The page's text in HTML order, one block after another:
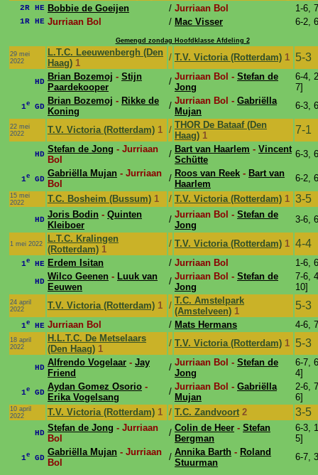
2R HE Bobbie de Goeijen / Jurriaan Bol 1-6,
1R HE Jurriaan Bol / Mac Visser 6-2,
Gemengd zondag Hoofdklasse Afdeling 2
29 mei
2022
L.T.C. Leeuwenbergh (Den
Haag) 1
/ T.V. Victoria (Rotterdam) 1 5-3
HD Brian Bozemoj - Stijn
Paardekooper
/ Jurriaan Bol - Stefan de
Jong
6-4,
7]
1e GD
Brian Bozemoj - Rikke de
Koning
/ Jurriaan Bol - Gabriëlla
Mujan
6-3,
22 mei
2022
T.V. Victoria (Rotterdam) 1 / THOR De Bataaf (Den
Haag) 1 7-1
HD Stefan de Jong - Jurriaan
Bol
/ Bart van Haarlem - Vincent
Schütte
6-3,
1e GD
Gabriëlla Mujan - Jurriaan
Bol
/ Roos van Reek - Bart van
Haarlem
6-2,
15 mei
2022
T.C. Bosheim (Bussum) 1 / T.V. Victoria (Rotterdam) 1 3-5
HD Joris Bodin - Quinten
Kleiboer
/ Jurriaan Bol - Stefan de
Jong
3-6,
1 mei 2022
L.T.C. Kralingen
(Rotterdam) 1
/ T.V. Victoria (Rotterdam) 1 4-4
1e HE Erdem Isitan / Jurriaan Bol 1-6,
HD Wilco Geenen - Luuk van
Eeuwen
/ Jurriaan Bol - Stefan de
Jong
7-6,
10]
24 april
2022
T.V. Victoria (Rotterdam) 1 / T.C. Amstelpark
(Amstelveen) 1 5-3
1e HE Jurriaan Bol / Mats Hermans 4-6,
18 april
2022
H.L.T.C. De Metselaars
(Den Haag) 1
/ T.V. Victoria (Rotterdam) 1 5-3
HD Alfrendo Vogelaar - Jay
Friend
/ Jurriaan Bol - Stefan de
Jong
6-7,
4]
1e GD
Aydan Gomez Osorio -
Erika Vogelsang
/ Jurriaan Bol - Gabriëlla
Mujan
2-6,
6]
10 april
2022
T.V. Victoria (Rotterdam) 1 / T.C. Zandvoort 2 3-5
HD Stefan de Jong - Jurriaan
Bol
/ Colin de Heer - Stefan
Bergman
6-3,
5]
1e GD
Gabriëlla Mujan - Jurriaan
Bol
/ Annika Barth - Roland
Stuurman
6-7,